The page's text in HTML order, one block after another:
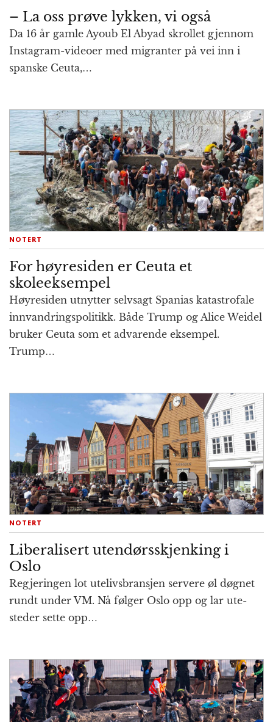
– La oss prøve lykken, vi også
Da 16 år gamle Ayoub El Abyad skrollet gjennom
Instagram-videoer med migranter på vei inn i
spanske Ceuta,…
NOTERT
For høyresiden er Ceuta et
skoleeksempel
Høyresiden utnytter selvsagt Spanias kata­stro­fale
inn­vandrings­politikk. Både Trump og Alice Weidel
bruker Ceuta som et advar­ende eksempel.
Trump…
NOTERT
Liberalisert uten­dørsskjenking i
Oslo
Regjeringen lot ute­livs­bransjen servere øl døgnet
rundt under VM. Nå følger Oslo opp og lar ute­
steder sette opp…